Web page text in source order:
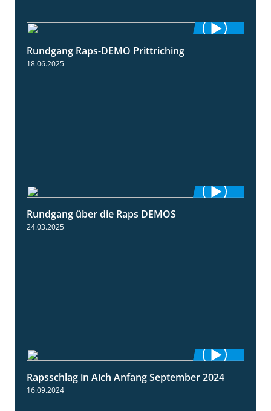
Rundgang Raps-DEMO Prittriching
18.06.2025
Rundgang über die Raps DEMOS
24.03.2025
1:50
Rapsschlag in Aich Anfang September 2024
16.09.2024